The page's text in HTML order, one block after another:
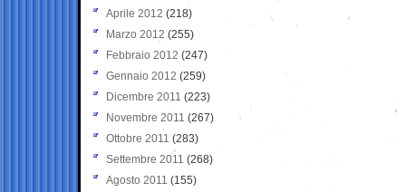
Aprile 2012 (218)
Marzo 2012 (255)
Febbraio 2012 (247)
Gennaio 2012 (259)
Dicembre 2011 (223)
Novembre 2011 (267)
Ottobre 2011 (283)
Settembre 2011 (268)
Agosto 2011 (155)